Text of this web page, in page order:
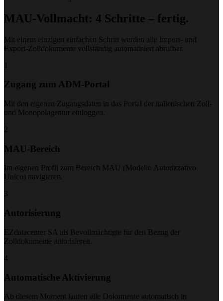
MAU-Vollmacht: 4 Schritte – fertig.
Mit einem einzigen einfachen Schritt werden alle Import- und
Export-Zolldokumente vollständig automatisiert abrufbar.
1
Zugang zum ADM-Portal
Mit den eigenen Zugangsdaten in das Portal der italienischen Zoll-
und Monopolagentur einloggen.
2
MAU-Bereich
Im eigenen Profil zum Bereich MAU (Modello Autorizzativo
Unico) navigieren.
3
Autorisierung
EZdatacenter SA als Bevollmächtigte für den Bezug der
Zolldokumente autorisieren.
4
Automatische Aktivierung
Ab diesem Moment laufen alle Dokumente automatisch in